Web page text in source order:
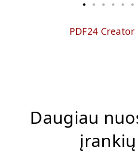
PDF24 Creator
Daugiau
įrankių